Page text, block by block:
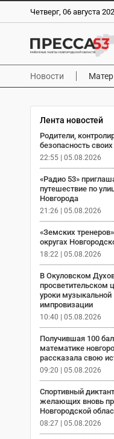
Четверг, 06 августа
Новости
Лента новостей
Родители,
безопасность
22:55 | 05.08.2026
«Радио 53»
путешествие по
Новгорода
21:26 | 05.08.2026
«Земских
округах
18:22 | 05.08.2026
В Окуловском
просветительском
уроки музыкальной
импровизации
10:40 | 05.08.2026
Получившая 100
математике
рассказала свою
09:20 | 05.08.2026
Спортивный
желающих вновь
Новгородской
08:27 | 05.08.2026